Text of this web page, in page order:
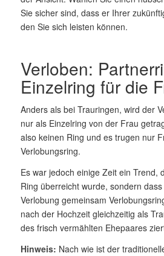
Sie sicher sind, dass er Ihrer
den Sie sich leisten können.
Verloben:
Einzelring für die
Anders als bei Trauringen, wird der
nur als Einzelring von der Frau
also keinen Ring und es trugen nur
Verlobungsring.
Es war jedoch einige Zeit ein Trend,
Ring überreicht wurde, sondern
Verlobung gemeinsam
nach der Hochzeit gleichzeitig als
des frisch vermählten Ehepaares
Hinweis: Nach wie ist der